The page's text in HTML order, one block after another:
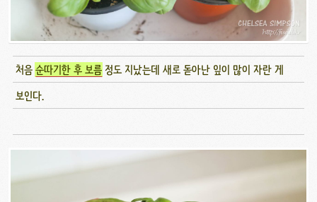
처음순따기한 후 보름정도 지났는데 새로 돋아난 잎이 많이 자란 게
보인다.